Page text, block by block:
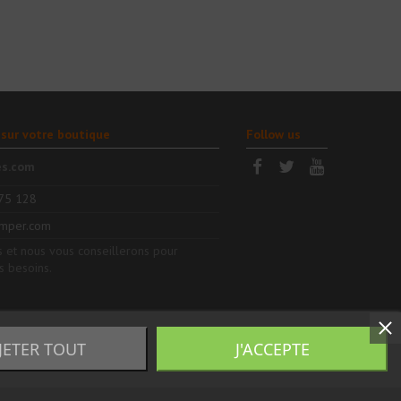
TOUT J'ACCEPTE
votre boutique
128
Follow us